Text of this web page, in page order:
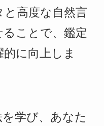
と高度な自然言
ことで、鑑定
に向上しま
学び、あなた